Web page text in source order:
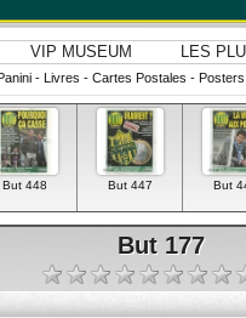
VIP MUSEUM LES
- Livres - Cartes Postales -
But 448 But 447 But
But 177